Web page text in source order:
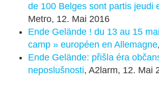
de 100 Belges sont partis jeudi
Metro, 12. Mai 2016
Ende Gelände ! du 13 au 15
camp » européen en Allemagne
Ende Gelände: přišla éra
neposlušnosti, A2larm, 12. Mai